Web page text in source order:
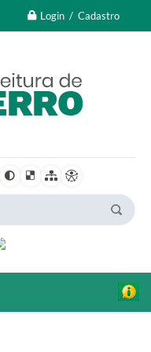
Login / Cadastro